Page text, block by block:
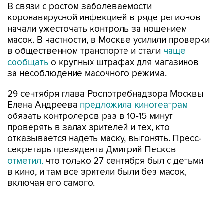
В связи с ростом заболеваемости
коронавирусной инфекцией в ряде регионов
начали ужесточать контроль за ношением
масок. В частности, в Москве усилили проверки
в общественном транспорте и стали чаще
сообщать о крупных штрафах для магазинов
за несоблюдение масочного режима.
29 сентября глава Роспотребнадзора Москвы
Елена Андреева предложила кинотеатрам
обязать контролеров раз в 10-15 минут
проверять в залах зрителей и тех, кто
отказывается надеть маску, выгонять. Пресс-
секретарь президента Дмитрий Песков
отметил, что только 27 сентября был с детьми
в кино, и там все зрители были без масок,
включая его самого.